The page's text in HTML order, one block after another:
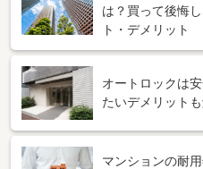
は？買って後悔
ト・デメリット
オートロックは
たいデメリット
マンションの耐